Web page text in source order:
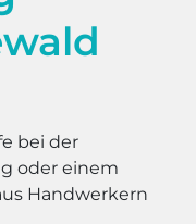
bei der
oder einem
Handwerkern